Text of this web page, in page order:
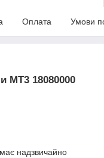
Оплата Умови
MT3 18080000
надзвичайно